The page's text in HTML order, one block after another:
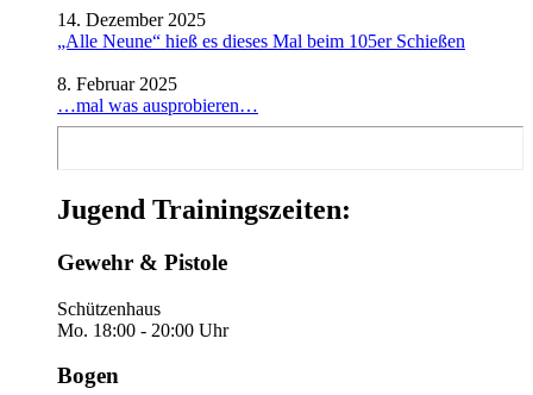
14. Dezember 2025
„Alle Neune“ hieß es dieses Mal beim 105er Schießen
8. Februar 2025
…mal was ausprobieren…
Jugend Trainingszeiten:
Gewehr & Pistole
Schützenhaus
Mo. 18:00 - 20:00 Uhr
Bogen